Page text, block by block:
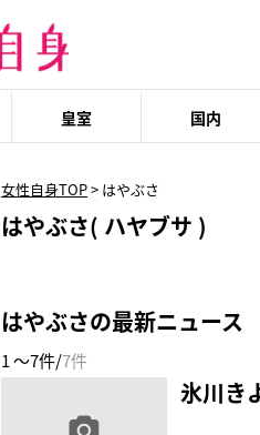
皇室 国内
女性自身TOP> はやぶさ
はやぶさ( ハヤブサ )
はやぶさの最新ニュース
1 ～7件/7件
氷川き